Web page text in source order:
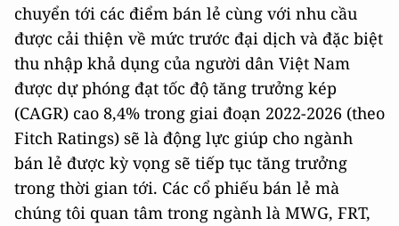
chuyển tới các điểm bán lẻ cùng với nhu cầu
được cải thiện về mức trước đại dịch và đặc biệt
thu nhập khả dụng của người dân Việt Nam
được dự phóng đạt tốc độ tăng trưởng kép
(CAGR) cao 8,4% trong giai đoạn 2022-2026 (theo
Fitch Ratings) sẽ là động lực giúp cho ngành
bán lẻ được kỳ vọng sẽ tiếp tục tăng trưởng
trong thời gian tới. Các cổ phiếu bán lẻ mà
chúng tôi quan tâm trong ngành là MWG, FRT,